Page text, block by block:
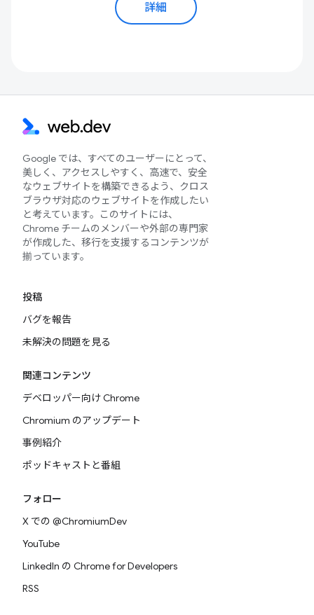
詳細
Google では、すべてのユーザーにとって、
美しく、アクセスしやすく、高速で、安全
なウェブサイトを構築できるよう、クロス
ブラウザ対応のウェブサイトを作成したい
と考えています。このサイトには、
Chrome チームのメンバーや外部の専門家
が作成した、移行を支援するコンテンツが
揃っています。
投稿
バグを報告
未解決の問題を見る
関連コンテンツ
デベロッパー向け Chrome
Chromium のアップデート
事例紹介
ポッドキャストと番組
フォロー
X での @ChromiumDev
YouTube
LinkedIn の Chrome for Developers
RSS